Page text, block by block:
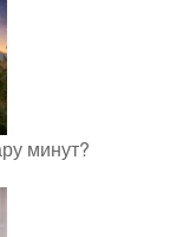
минут?